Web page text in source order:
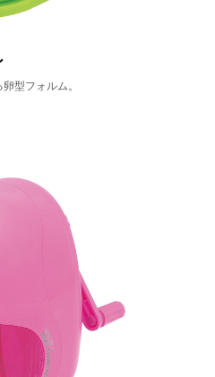
型フォルム。